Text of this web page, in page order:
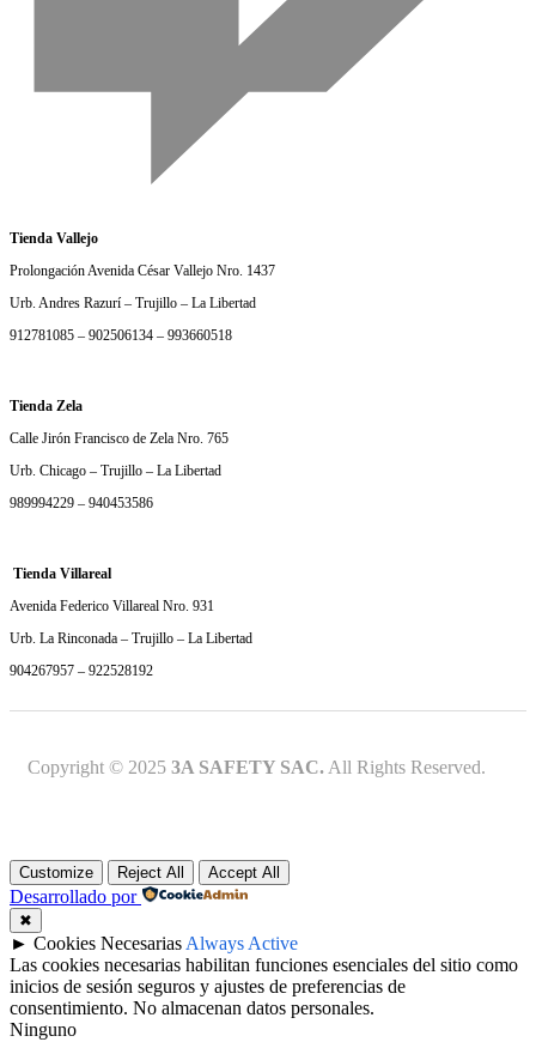
Tienda Vallejo
Prolongación Avenida César Vallejo Nro. 1437
Urb. Andres Razurí – Trujillo – La Libertad
912781085 – 902506134 – 993660518
Tienda Zela
Calle Jirón Francisco de Zela Nro. 765
Urb. Chicago – Trujillo – La Libertad
989994229 – 940453586
Tienda Villareal
Avenida Federico Villareal Nro. 931
Urb. La Rinconada – Trujillo – La Libertad
904267957 – 922528192
Copyright © 2025 3A SAFETY SAC. All Rights Reserved.
Customize Reject All Accept All
Desarrollado por
✖
► Cookies Necesarias Always Active
Las cookies necesarias habilitan funciones esenciales del sitio como
inicios de sesión seguros y ajustes de preferencias de
consentimiento. No almacenan datos personales.
Ninguno